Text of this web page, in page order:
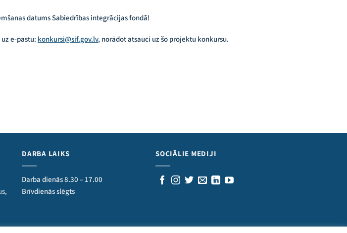
datums Sabiedrības integrācijas fondā!
e-pastu: konkursi@sif.gov.lv, norādot atsauci uz šo projektu konkursu.
DARBA LAIKS
Darba dienās 8.30 – 17.00
Brīvdienās slēgts
SOCIĀLIE MEDIJI